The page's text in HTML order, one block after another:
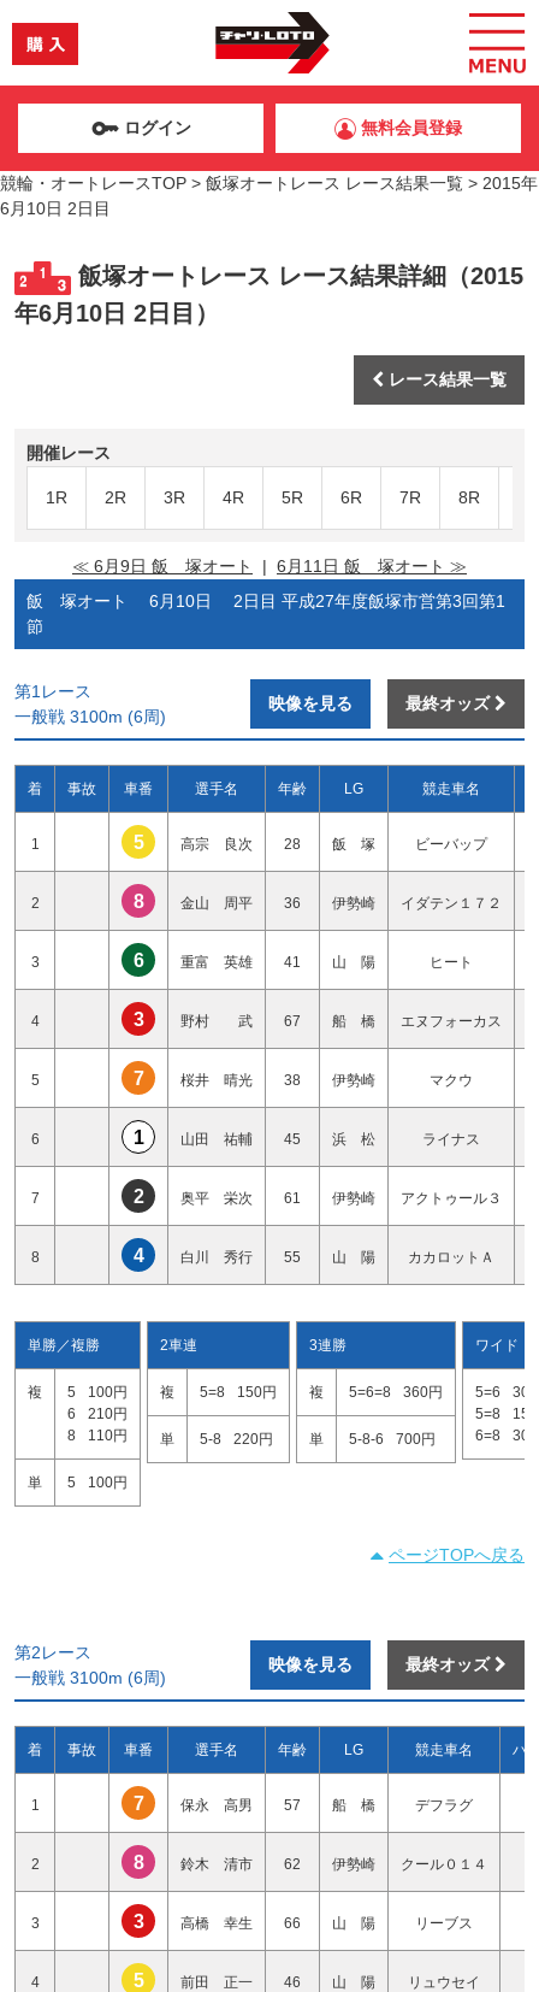
ログイン 無料会員登録
競輪・オートレースTOP > 飯塚オートレース レース結果一覧 > 2015年
6月10日 2日目
飯塚オートレース レース結果詳細（2015
年6月10日 2日目）
レース結果一覧
開催レース
1R 2R 3R 4R 5R 6R 7R 8R
≪ 6月9日 飯 塚オート | 6月11日 飯 塚オート ≫
飯 塚オート 6月10日 2日目 平成27年度飯塚市営第3回第1
節
第1レース
一般戦 3100m (6周)
映像を見る 最終オッズ
着 事故 車番 選手名 年齢 LG 競走車名
1 5 高宗 良次 28 飯 塚 ビーバップ
2 8 金山 周平 36 伊勢崎 イダテン１７２
3 6 重富 英雄 41 山 陽 ヒート
4 3 野村 武 67 船 橋 エヌフォーカス
5 7 桜井 晴光 38 伊勢崎 マクウ
6 1 山田 祐輔 45 浜 松 ライナス
7 2 奥平 栄次 61 伊勢崎 アクトゥール３
8 4 白川 秀行 55 山 陽 カカロットＡ
単勝／複勝
複 5
100円
6
210円
8
110円
単 5 100円
2車連
複 5=8 150円
単 5-8 220円
3連勝
複 5=6=8 360円
単 5-8-6 700円
ワイド
5=6
5=8
6=8
ページTOPへ戻る
第2レース
一般戦 3100m (6周)
映像を見る 最終オッズ
着 事故 車番 選手名 年齢 LG 競走車名 ハ
1 7 保永 高男 57 船 橋 デフラグ
2 8 鈴木 清市 62 伊勢崎 クール０１４
3 3 高橋 幸生 66 山 陽 リーブス
4 5 前田 正一 46 山 陽 リュウセイ